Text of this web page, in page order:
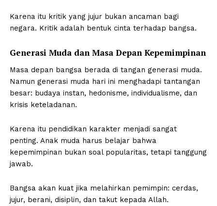
Karena itu kritik yang jujur bukan ancaman bagi
negara. Kritik adalah bentuk cinta terhadap bangsa.
Generasi Muda dan Masa Depan Kepemimpinan
Masa depan bangsa berada di tangan generasi muda.
Namun generasi muda hari ini menghadapi tantangan
besar: budaya instan, hedonisme, individualisme, dan
krisis keteladanan.
Karena itu pendidikan karakter menjadi sangat
penting. Anak muda harus belajar bahwa
kepemimpinan bukan soal popularitas, tetapi tanggung
jawab.
Bangsa akan kuat jika melahirkan pemimpin: cerdas,
jujur, berani, disiplin, dan takut kepada Allah.